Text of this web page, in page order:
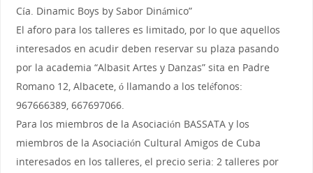
Cía. Dinamic Boys by Sabor Dinámico”
El aforo para los talleres es limitado, por lo que aquellos
interesados en acudir deben reservar su plaza pasando
por la academia “Albasit Artes y Danzas” sita en Padre
Romano 12, Albacete, ó llamando a los teléfonos:
967666389, 667697066.
Para los miembros de la Asociación BASSATA y los
miembros de la Asociación Cultural Amigos de Cuba
interesados en los talleres, el precio seria: 2 talleres por